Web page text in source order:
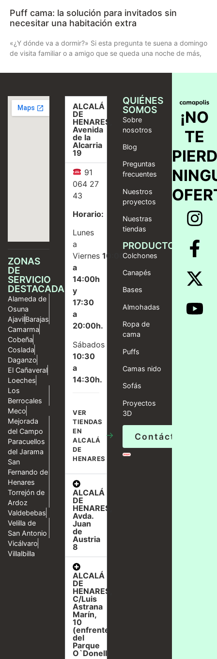
Puff cama: la solución para invitados sin
necesitar una habitación extra
«¿Y dónde va a dormir?» Si esta pregunta te suena a domingo
de visita familiar o a amigo que se queda una noche de más,
ZONAS
DE
SERVICIO
DESTACADAS
Alameda de
Osuna
AjavilBarajas
Camarma
Cobeña
Coslada
Daganzo
El Cañaveral
Loeches
Los
Berrocales
Meco
Mejorada
del Campo
Paracuellos
del Jarama
San
Fernando de
Henares
Torrejón de
Ardoz
Valdebebas
Velilla de
San Antonio
Vicálvaro
Villalbilla
ALCALÁ
DE
HENARES,
Avenida
de la
Alcarria
19
91
064 27
43
Horario:
Lunes
a
Viernes10:00
a
14:00h
y
17:30
a
20:00h.
Sábados
10:30
a
14:30h.
VER
TIENDAS
EN
ALCALÁ
DE
HENARES
→
ALCALÁ
DE
HENARES,
Avda.
Juan
de
Austria
8
ALCALÁ
DE
HENARES,
C/Luis
Astrana
Marín,
10
(enfrente
del
Parque
O`Donell)
QUIÉNES
SOMOS
Sobre
nosotros
Blog
Preguntas
frecuentes
Nuestros
proyectos
Nuestras
tiendas
PRODUCTOS
Colchones
Canapés
Bases
Almohadas
Ropa de
cama
Puffs
Camas nido
Sofás
Proyectos
3D
Contáctanos
¡NO
TE